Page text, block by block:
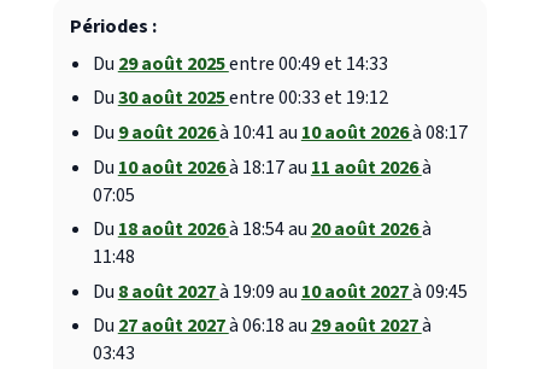
Périodes :
Du 29 août 2025entre 00:49 et 14:33
Du30 août 2025entre 00:33 et 19:12
Du 9 août 2026à 10:41 au 10 août 2026à 08:17
Du 10 août 2026à 18:17 au 11 août 2026à
07:05
Du 18 août 2026à 18:54 au 20 août 2026à
11:48
Du 8 août 2027à 19:09 au 10 août 2027à 09:45
Du27 août 2027à 06:18 au29 août 2027à
03:43